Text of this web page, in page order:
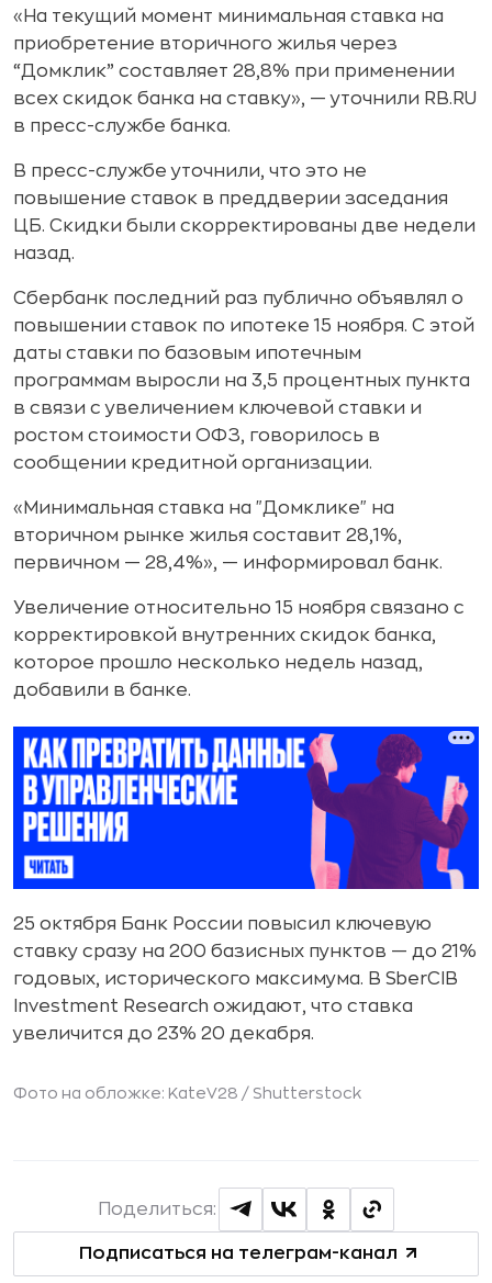
«На текущий момент минимальная ставка на
приобретение вторичного жилья через
“Домклик” составляет 28,8% при применении
всех скидок банка на ставку», — уточнили RB.RU
в пресс-службе банка.
В пресс-службе уточнили, что это не
повышение ставок в преддверии заседания
ЦБ. Скидки были скорректированы две недели
назад.
Сбербанк последний раз публично объявлял о
повышении ставок по ипотеке 15 ноября. С этой
даты ставки по базовым ипотечным
программам выросли на 3,5 процентных пункта
в связи с увеличением ключевой ставки и
ростом стоимости ОФЗ, говорилось в
сообщении кредитной организации.
«Минимальная ставка на "Домклике" на
вторичном рынке жилья составит 28,1%,
первичном — 28,4%», — информировал банк.
Увеличение относительно 15 ноября связано с
корректировкой внутренних скидок банка,
которое прошло несколько недель назад,
добавили в банке.
25 октября Банк России повысил ключевую
ставку сразу на 200 базисных пунктов — до 21%
годовых, исторического максимума. В SberCIB
Investment Research ожидают, что ставка
увеличится до 23% 20 декабря.
Фото на обложке: KateV28 / Shutterstock
Подписаться на телеграм-канал
Поделиться: